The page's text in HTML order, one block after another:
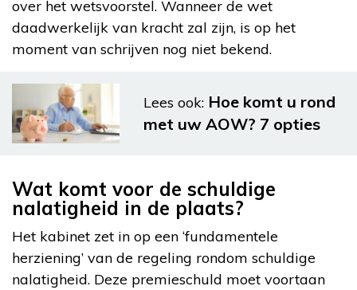
over het wetsvoorstel. Wanneer de wet
daadwerkelijk van kracht zal zijn, is op het
moment van schrijven nog niet bekend.
Lees ook: Hoe komt u rond
met uw AOW? 7 opties
Wat komt voor de schuldige
nalatigheid in de plaats?
Het kabinet zet in op een ‘fundamentele
herziening’ van de regeling rondom schuldige
nalatigheid. Deze premieschuld moet voortaan